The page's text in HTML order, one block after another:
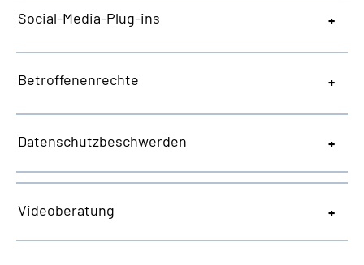
Social-Media-Plug-ins
Betroffenenrechte
Datenschutzbeschwerden
Videoberatung